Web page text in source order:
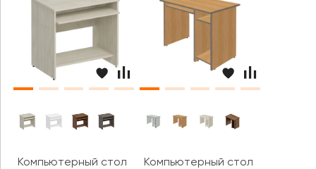
Компьютерный стол КомфортКомпьютерный стол правый А-